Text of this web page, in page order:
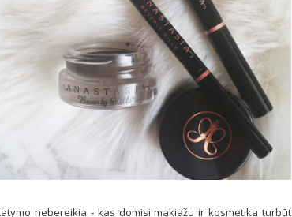
nebereikia - kas domisi makiažu ir kosmetika turbūt